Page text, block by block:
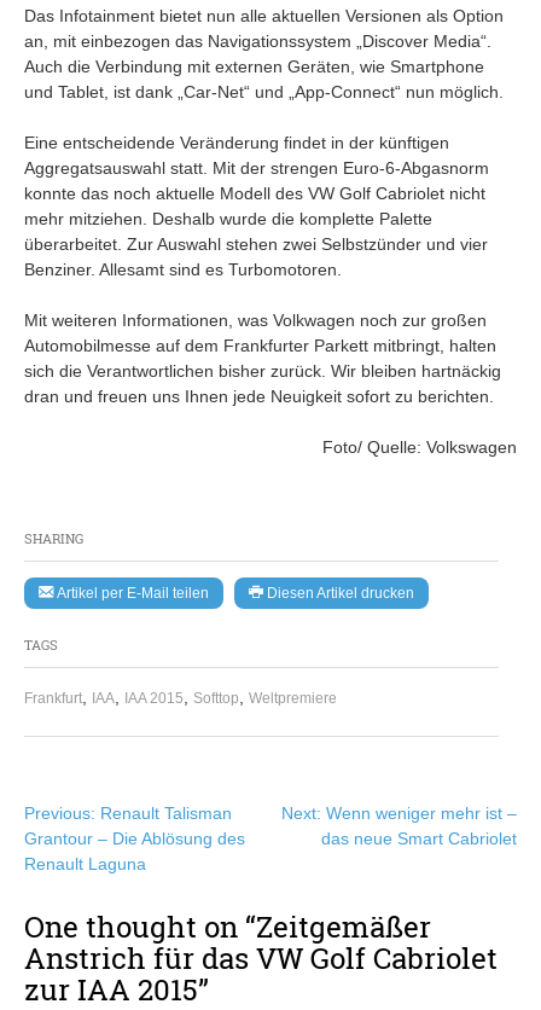
SHARING
Artikel per E-Mail teilen Diesen Artikel drucken
TAGS
Frankfurt IAA IAA 2015 Softtop Weltpremiere
Das Infotainment bietet nun alle aktuellen Versionen als Option
an, mit einbezogen das Navigationssystem „Discover Media“.
Auch die Verbindung mit externen Geräten, wie Smartphone
und Tablet, ist dank „Car-Net“ und „App-Connect“ nun möglich.
Eine entscheidende Veränderung findet in der künftigen
Aggregatsauswahl statt. Mit der strengen Euro-6-Abgasnorm
konnte das noch aktuelle Modell des VW Golf Cabriolet nicht
mehr mitziehen. Deshalb wurde die komplette Palette
überarbeitet. Zur Auswahl stehen zwei Selbstzünder und vier
Benziner. Allesamt sind es Turbomotoren.
Mit weiteren Informationen, was Volkwagen noch zur großen
Automobilmesse auf dem Frankfurter Parkett mitbringt, halten
sich die Verantwortlichen bisher zurück. Wir bleiben hartnäckig
dran und freuen uns Ihnen jede Neuigkeit sofort zu berichten.
Foto/ Quelle: Volkswagen
Beitragsnavigation
Previous: Renault Talisman
Grantour – Die Ablösung des
Renault Laguna
Next: Wenn weniger mehr ist –
das neue Smart Cabriolet
One thought on “Zeitgemäßer
Anstrich für das VW Golf Cabriolet
zur IAA 2015”